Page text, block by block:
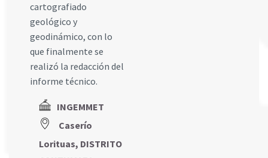
cartografiado
geológico y
geodinámico, con lo
que finalmente se
realizó la redacción del
informe técnico.
INGEMMET
Caserío
Lorituas, DISTRITO